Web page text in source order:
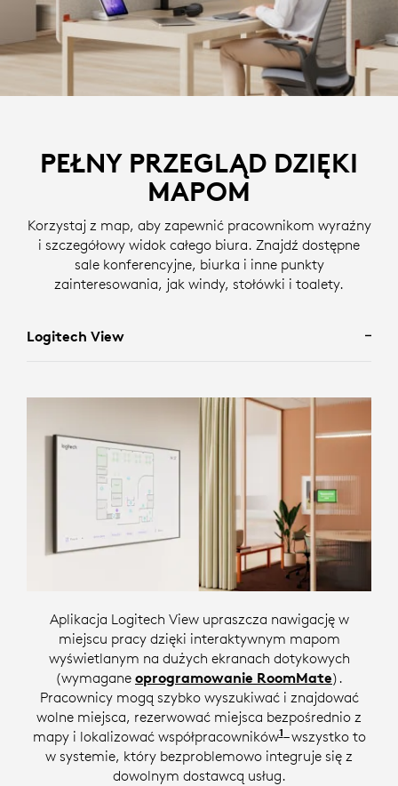
PEŁNY PRZEGLĄD DZIĘKI
MAPOM
Korzystaj z map, aby zapewnić pracownikom wyraźny
i szczegółowy widok całego biura. Znajdź dostępne
sale konferencyjne, biurka i inne punkty
zainteresowania, jak windy, stołówki i toalety.
Logitech View
Aplikacja Logitech View upraszcza nawigację w
miejscu pracy dzięki interaktywnym mapom
wyświetlanym na dużych ekranach dotykowych
(wymagane oprogramowanie RoomMate).
Pracownicy mogą szybko wyszukiwać i znajdować
wolne miejsca, rezerwować miejsca bezpośrednio z
mapy i lokalizować współpracowników1Wymagana
– wszystko to
w systemie, który bezproblemowo integruje się z
dowolnym dostawcą usług.